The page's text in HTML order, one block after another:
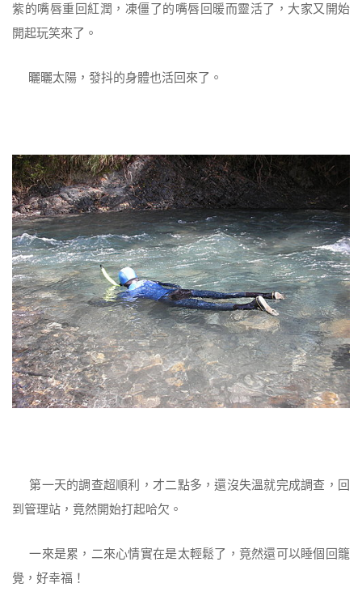
紫的嘴唇重回紅潤，凍僵了的嘴唇回暖而靈活了，大家又開始
開起玩笑來了。
曬曬太陽，發抖的身體也活回來了。
第一天的調查超順利，才二點多，還沒失溫就完成調查，回
到管理站，竟然開始打起哈欠。
一來是累，二來心情實在是太輕鬆了，竟然還可以睡個回籠
覺，好幸福！